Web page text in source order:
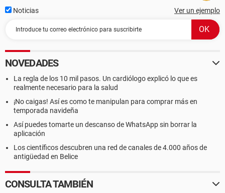
Noticias Ver un ejemplo
NOVEDADES
La regla de los 10 mil pasos. Un cardiólogo explicó lo que es
realmente necesario para la salud
¡No caigas! Así es como te manipulan para comprar más en
temporada navideña
Así puedes tomarte un descanso de WhatsApp sin borrar la
aplicación
Los científicos descubren una red de canales de 4.000 años de
antigüedad en Belice
CONSULTA TAMBIÉN